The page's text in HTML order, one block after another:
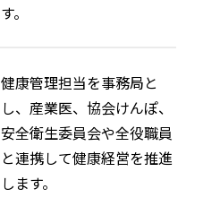
す。
健康管理担当を事務局と
し、産業医、協会けんぽ、
安全衛生委員会や全役職員
と連携して健康経営を推進
します。